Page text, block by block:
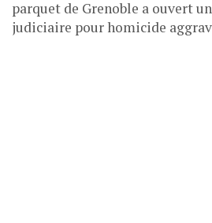
parquet de Grenoble a ouvert
judiciaire pour homicide